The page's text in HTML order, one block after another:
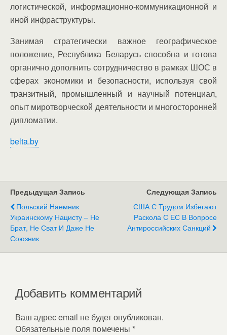
логистической, информационно-коммуникационной и
иной инфраструктуры.
Занимая стратегически важное географическое
положение, Республика Беларусь способна и готова
органично дополнить сотрудничество в рамках ШОС в
сферах экономики и безопасности, используя свой
транзитный, промышленный и научный потенциал,
опыт миротворческой деятельности и многосторонней
дипломатии.
belta.by
Предыдущая Запись
Польский Наемник
Украинскому Нацисту – Не
Брат, Не Сват И Даже Не
Союзник
Следующая Запись
США С Трудом Избегают
Раскола С ЕС В Вопросе
Антироссийских Санкций
Добавить комментарий
Ваш адрес email не будет опубликован.
Обязательные поля помечены *